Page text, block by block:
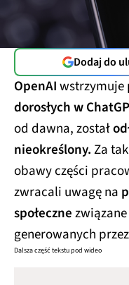
Dodaj do
OpenAIwstrzymuje
dorosłych w
od dawna, został
nieokreślony.Za
obawy części
zwracali uwagę na
społeczne
generowanych
Dalsza część tekstu pod wideo